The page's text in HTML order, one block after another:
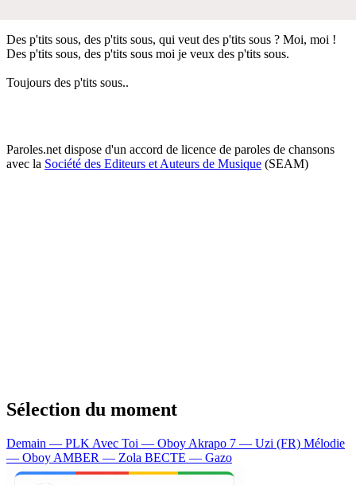
Des p'tits sous, des p'tits sous, qui veut des p'tits sous ? Moi, moi !
Des p'tits sous, des p'tits sous moi je veux des p'tits sous.
Toujours des p'tits sous..
Paroles.net dispose d'un accord de licence de paroles de chansons
avec la Société des Editeurs et Auteurs de Musique (SEAM)
Sélection du moment
Demain — PLK Avec Toi — Oboy Akrapo 7 — Uzi (FR) Mélodie
— Oboy AMBER — Zola BECTE — Gazo